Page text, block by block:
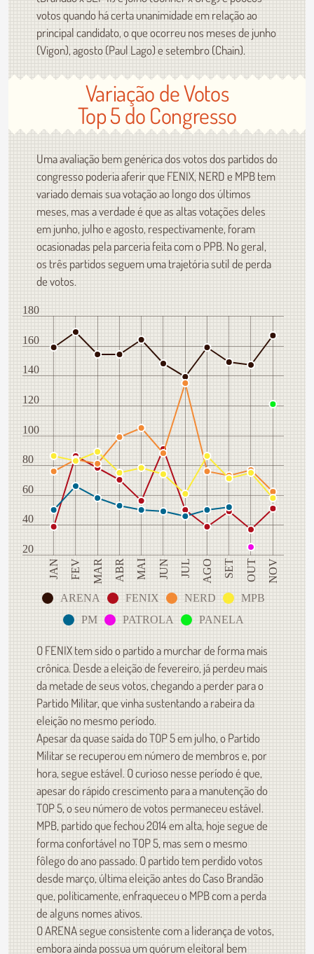
votos quando há certa unanimidade em relação ao
principal candidato, o que ocorreu nos meses de junho
(Vigon), agosto (Paul Lago) e setembro (Chain).
Variação de Votos
Top 5 do Congresso
Uma avaliação bem genérica dos votos dos partidos do
congresso poderia aferir que FENIX, NERD e MPB tem
variado demais sua votação ao longo dos últimos
meses, mas a verdade é que as altas votações deles
em junho, julho e agosto, respectivamente, foram
ocasionadas pela parceria feita com o PPB. No geral,
os três partidos seguem uma trajetória sutil de perda
de votos.
20
40
60
80
100
120
140
160
180
JAN FEV MAR ABR MAI JUN JUL AGO SET OUT NOV
ARENA FENIX NERD
MPB
PM
PATROLA PANELA
O FENIX tem sido o partido a murchar de forma mais
crônica. Desde a eleição de fevereiro, já perdeu mais
da metade de seus votos, chegando a perder para o
Partido Militar, que vinha sustentando a rabeira da
eleição no mesmo período.
Apesar da quase saída do TOP 5 em julho, o Partido
Militar se recuperou em número de membros e, por
hora, segue estável. O curioso nesse período é que,
apesar do rápido crescimento para a manutenção do
TOP 5, o seu número de votos permaneceu estável.
MPB, partido que fechou 2014 em alta, hoje segue de
forma confortável no TOP 5, mas sem o mesmo
fôlego do ano passado. O partido tem perdido votos
desde março, última eleição antes do Caso Brandão
que, politicamente, enfraqueceu o MPB com a perda
de alguns nomes ativos.
O ARENA segue consistente com a liderança de votos,
embora ainda possua um quórum eleitoral bem